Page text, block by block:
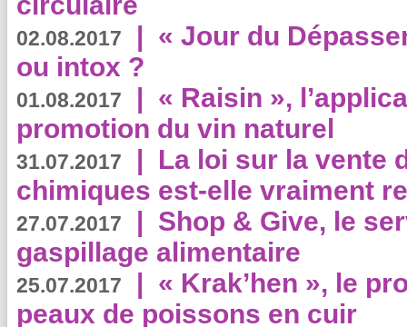
02.08.2017 | « Jour du
ou intox ?
01.08.2017 | « Raisin »,
promotion du vin naturel
31.07.2017 | La loi sur la vente
chimiques est-elle vraiment
27.07.2017 | Shop & Give, le
gaspillage alimentaire
25.07.2017 | « Krak’hen », le
peaux de poissons en cuir